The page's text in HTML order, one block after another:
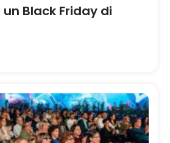
Black Friday di